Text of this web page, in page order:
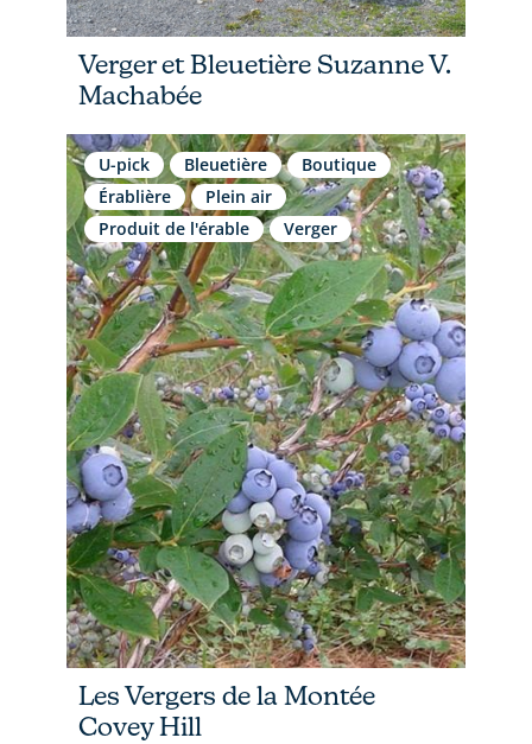
Verger et Bleuetière Suzanne V.
Machabée
U-pick Bleuetière
Boutique
Érablière
Plein air
Produit de l'érable
Verger
Les Vergers de la Montée
Covey Hill